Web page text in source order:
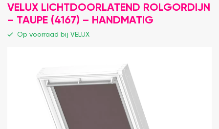
VELUX LICHTDOORLATEND ROLGORDIJN
– TAUPE (4167) – HANDMATIG
Op voorraad bij VELUX